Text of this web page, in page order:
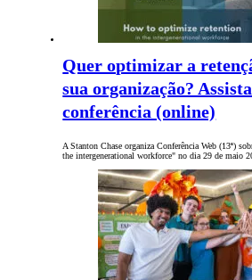
Quer optimizar a
sua organização?
conferência (online)
A Stanton Chase organiza Conferência Web (13ª)
the intergenerational workforce" no dia 29 de maio